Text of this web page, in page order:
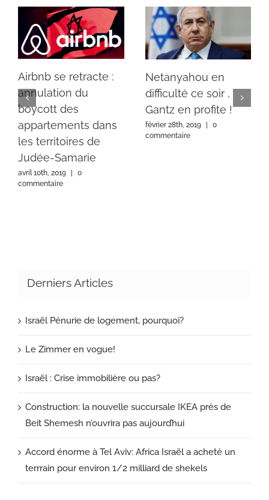
Airbnb se retracte :
annulation du
boycott des
appartements dans
les territoires de
Judée-Samarie
avril 10th, 2019
0
commentaire
Netanyahou en
difficulté ce soir ,
Gantz en profite !
février 28th, 2019 |
0
commentaire
Derniers Articles
Israël Pénurie de logement, pourquoi?
Le Zimmer en vogue!
Israël : Crise immobilière ou pas?
Construction: la nouvelle succursale IKEA près de
Beit Shemesh n’ouvrira pas aujourd’hui
Accord énorme à Tel Aviv: Africa Israël a acheté un
terrrain pour environ 1/2 milliard de shekels